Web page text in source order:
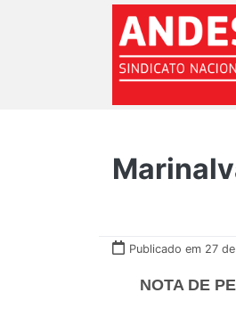
Publicado em 27
NOTA DE